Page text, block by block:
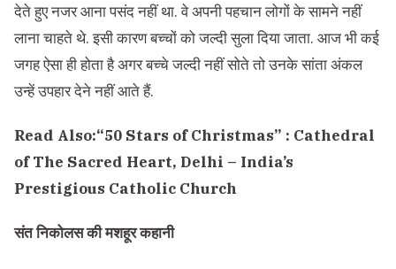
देते हुए नजर आना पसंद नहीं था. वे अपनी पहचान लोगों के सामने नहीं
लाना चाहते थे. इसी कारण बच्चों को जल्दी सुला दिया जाता. आज भी कई
जगह ऐसा ही होता है अगर बच्चे जल्दी नहीं सोते तो उनके सांता अंकल
उन्हें उपहार देने नहीं आते हैं.
Read Also:“50 Stars of Christmas” : Cathedral
of The Sacred Heart, Delhi – India’s
Prestigious Catholic Church
संत निकोलस की मशहूर कहानी